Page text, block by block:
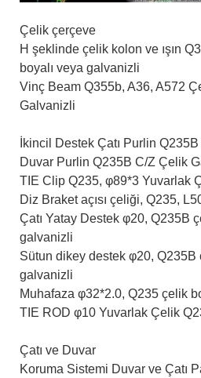
Çelik çerçeve
H şeklinde çelik kolon ve ışın
boyalı veya galvanizli
Vinç Beam Q355b, A36, A572
Galvanizli
İkincil Destek Çatı Purlin
Duvar Purlin Q235B C/Z Çelik
TIE Clip Q235, φ89*3 Yuvarlak
Diz Braket açısı çeliği, Q235,
Çatı Yatay Destek φ20, Q235B
galvanizli
Sütun dikey destek φ20, Q235B
galvanizli
Muhafaza φ32*2.0, Q235 çelik
TIE ROD φ10 Yuvarlak Çelik
Çatı ve Duvar
Koruma Sistemi Duvar ve Çatı